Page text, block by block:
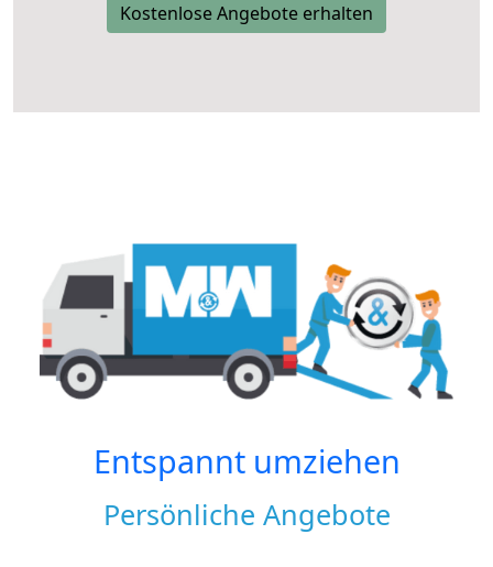
Kostenlose Angebote erhalten
Entspannt umziehen
Persönliche Angebote